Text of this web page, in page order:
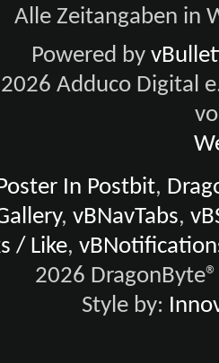
Alle Zeitangaben in
Powered by
Adduco Digital
In Postbit,
,vBNavTabs,
/ Like,
2026
Style by: